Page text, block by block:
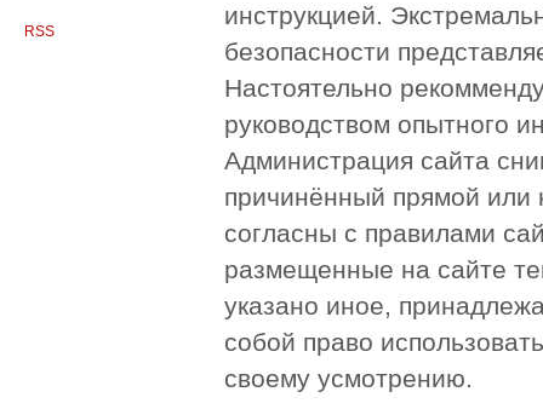
RSS
инструкцией.
безопасности
Настоятельно
руководством опытного
Администрация сайта
причинённый прямой или
согласны с правилами
размещенные на сайте
указано иное,
собой право
своему усмотрению.